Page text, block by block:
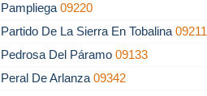
Pampliega09220
Partido De La Sierra En Tobalina09211
Pedrosa Del Páramo09133
Peral De Arlanza09342